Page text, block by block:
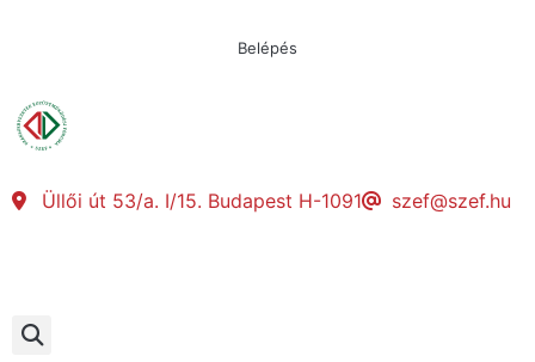
Belépés
Üllői út 53/a. I/15. Budapest H-1091 szef@szef.hu